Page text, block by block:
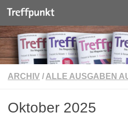
Unter dem Inhalt
ARCHIV / ALLE AUSGABEN
Oktober 2025